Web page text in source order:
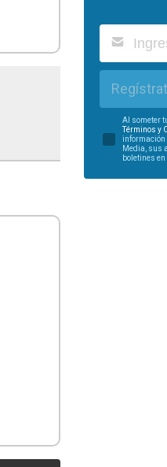
Al someter
Términos y
información
Media, sus
boletines